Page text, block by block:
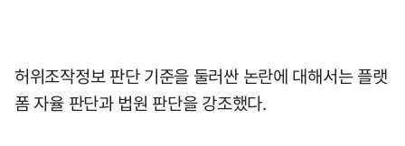
허위조작정보 판단 기준을 둘러싼 논란에 대해서는 플랫
폼 자율 판단과 법원 판단을 강조했다.